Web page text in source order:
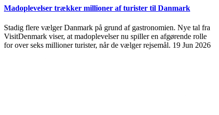
Madoplevelser trækker millioner af turister til Danmark
Stadig flere vælger Danmark på grund af gastronomien. Nye tal fra
VisitDenmark viser, at madoplevelser nu spiller en afgørende rolle
for over seks millioner turister, når de vælger rejsemål. 19 Jun 2026